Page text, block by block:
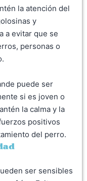
la atención del
y
a evitar que se
personas o
puede ser
si es joven o
la calma y la
positivos
del perro.
ser sensibles